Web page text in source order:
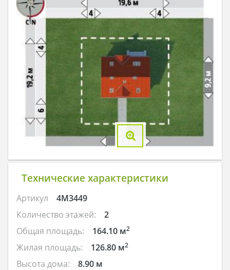
Технические характеристики
Артикул
4M3449
Количество этажей:
2
Общая площадь:
164.10 м2
Жилая площадь: 126.80 м2
Высота дома:
8.90 м